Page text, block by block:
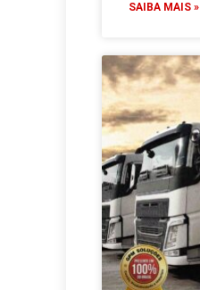
SAIBA MAIS »